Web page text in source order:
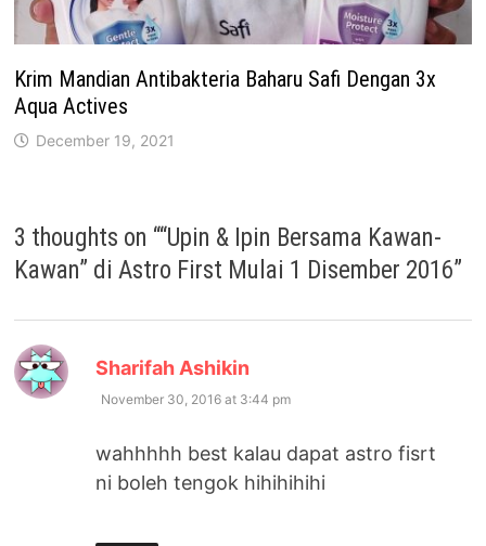
Krim Mandian Antibakteria Baharu Safi Dengan 3x
Aqua Actives
December 19, 2021
3 thoughts on ““Upin & Ipin Bersama Kawan-
Kawan” di Astro First Mulai 1 Disember 2016”
Sharifah Ashikin
November 30, 2016 at 3:44 pm
wahhhhh best kalau dapat astro fisrt
ni boleh tengok hihihihihi